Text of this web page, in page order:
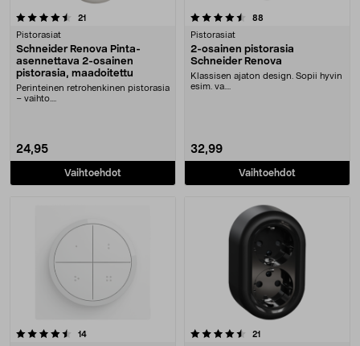
21
Pistorasiat
Schneider Renova Pinta-
asennettava 2-osainen
pistorasia, maadoitettu
Perinteinen retrohenkinen pistorasia
– vaihto....
24,95
Vaihtoehdot
4.5 viidestä tähdestä 88
Pistorasiat
2-osainen pistorasia
Schneider Renova
Klassisen ajaton design. Sopii hyvin
esim. va....
32,99
Vaihtoehdot
14arvostelut
4.5 viidestä tähdestä 21